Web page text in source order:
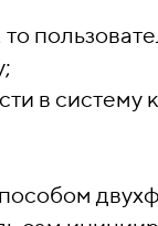
в систему